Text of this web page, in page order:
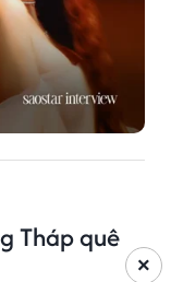
Tháp quê
×